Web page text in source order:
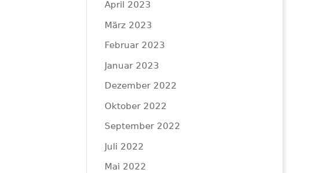
April 2023
März 2023
Februar 2023
Januar 2023
Dezember 2022
Oktober 2022
September 2022
Juli 2022
Mai 2022